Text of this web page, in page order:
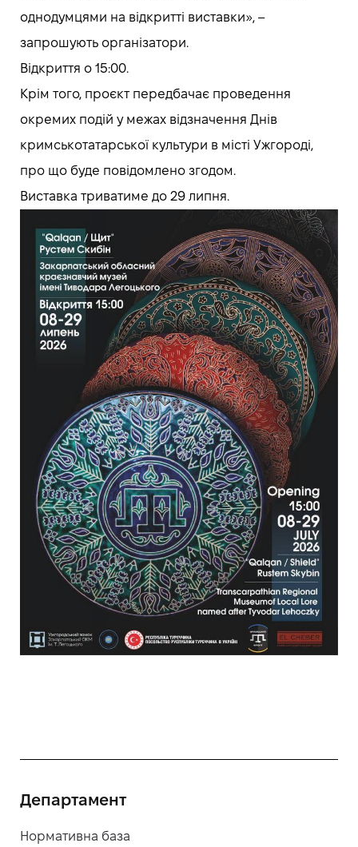
однодумцями на відкритті виставки», –
запрошують організатори.
Відкриття о 15:00.
Крім того, проєкт передбачає проведення
окремих подій у межах відзначення Днів
кримськотатарської культури в місті Ужгороді,
про що буде повідомлено згодом.
Виставка триватиме до 29 липня.
Департамент
Нормативна база